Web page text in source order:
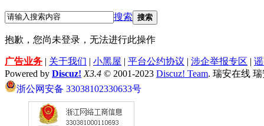
搜索 搜索
抱歉，您尚未登录，无法进行此操作
广告业务 | 关于我们 | 小黑屋 | 平台公约协议 | 涉企举报专区 |
Powered by Discuz! X3.4 © 2001-2023 Discuz! Team. 瑞安在线
浙公网安备 33038102330633号